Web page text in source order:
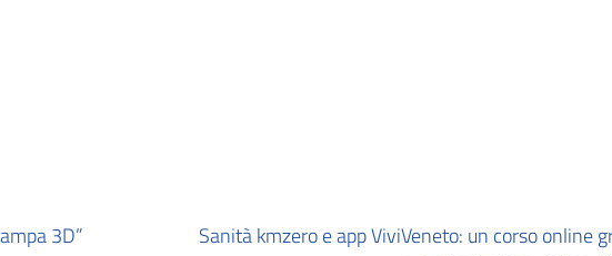
3D”
Sanità kmzero e app ViviVeneto: un corso online